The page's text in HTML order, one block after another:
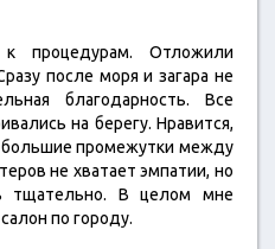
процедурам. Отложили
после моря и загара не
благодарность. Все
на берегу. Нравится,
промежутки между
не хватает эмпатии, но
тщательно. В целом мне
по городу.